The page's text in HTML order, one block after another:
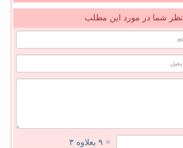
نظر شما در مورد این مطلب
= ۹ بعلاوه ۳